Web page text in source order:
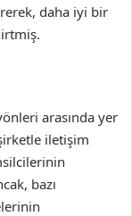
daha iyi bir
arasında yer
iletişim
bazı